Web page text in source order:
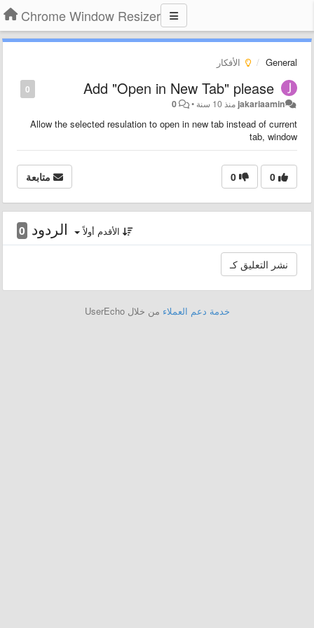
Chrome Window Resizer
General الأفكار
0 Add "Open in New Tab" please
jakariaamin منذ 10 سنة •
0
Allow the selected resulation to open in new tab instead of current
tab, window
0
0 متابعة
الردود 0 الأقدم أولاً
خدمة دعم العملاء من خلال UserEcho